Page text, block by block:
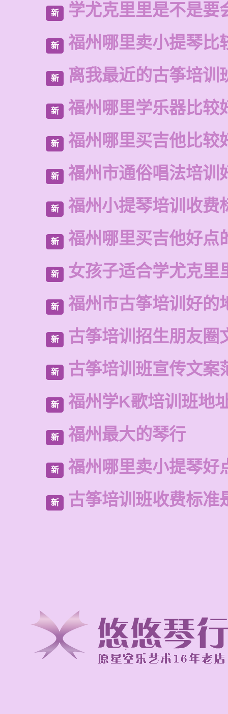
新 学尤克里里是不是要
新 福州哪里卖小提琴比
新 离我最近的古筝培训
新 福州哪里学乐器比较
新 福州哪里买吉他比较
新 福州市通俗唱法培训
新 福州小提琴培训收费
新 福州哪里买吉他好点
新 女孩子适合学尤克里
新 福州市古筝培训好的
新 古筝培训招生朋友圈
新 古筝培训班宣传文案
新 福州学K歌培训班地
新 福州最大的琴行
新 福州哪里卖小提琴好
新 古筝培训班收费标准